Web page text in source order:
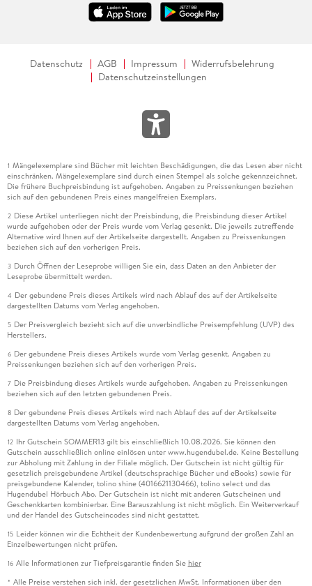
Datenschutz AGB Impressum
Widerrufsbelehrung
Datenschutzeinstellungen
1 Mängelexemplare sind Bücher mit leichten Beschädigungen, die das Lesen aber nicht
einschränken. Mängelexemplare sind durch einen Stempel als solche gekennzeichnet.
Die frühere Buchpreisbindung ist aufgehoben. Angaben zu Preissenkungen beziehen
sich auf den gebundenen Preis eines mangelfreien Exemplars.
2 Diese Artikel unterliegen nicht der Preisbindung, die Preisbindung dieser Artikel
wurde aufgehoben oder der Preis wurde vom Verlag gesenkt. Die jeweils zutreffende
Alternative wird Ihnen auf der Artikelseite dargestellt. Angaben zu Preissenkungen
beziehen sich auf den vorherigen Preis.
3 Durch Öffnen der Leseprobe willigen Sie ein, dass Daten an den Anbieter der
Leseprobe übermittelt werden.
4 Der gebundene Preis dieses Artikels wird nach Ablauf des auf der Artikelseite
dargestellten Datums vom Verlag angehoben.
5 Der Preisvergleich bezieht sich auf die unverbindliche Preisempfehlung (UVP) des
Herstellers.
6 Der gebundene Preis dieses Artikels wurde vom Verlag gesenkt. Angaben zu
Preissenkungen beziehen sich auf den vorherigen Preis.
7 Die Preisbindung dieses Artikels wurde aufgehoben. Angaben zu Preissenkungen
beziehen sich auf den letzten gebundenen Preis.
8 Der gebundene Preis dieses Artikels wird nach Ablauf des auf der Artikelseite
dargestellten Datums vom Verlag angehoben.
12 Ihr Gutschein SOMMER13 gilt bis einschließlich 10.08.2026. Sie können den
Gutschein ausschließlich online einlösen unter www.hugendubel.de. Keine Bestellung
zur Abholung mit Zahlung in der Filiale möglich. Der Gutschein ist nicht gültig für
gesetzlich preisgebundene Artikel (deutschsprachige Bücher und eBooks) sowie für
preisgebundene Kalender, tolino shine (4016621130466), tolino select und das
Hugendubel Hörbuch Abo. Der Gutschein ist nicht mit anderen Gutscheinen und
Geschenkkarten kombinierbar. Eine Barauszahlung ist nicht möglich. Ein Weiterverkauf
und der Handel des Gutscheincodes sind nicht gestattet.
15 Leider können wir die Echtheit der Kundenbewertung aufgrund der großen Zahl an
Einzelbewertungen nicht prüfen.
16 Alle Informationen zur Tiefpreisgarantie finden Sie hier
* Alle Preise verstehen sich inkl. der gesetzlichen MwSt. Informationen über den